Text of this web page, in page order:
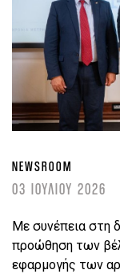
NEWSROOM
03 ΙΟΥΛΙΟΥ 2026
Με συνέπεια στη
προώθηση των
εφαρμογής των